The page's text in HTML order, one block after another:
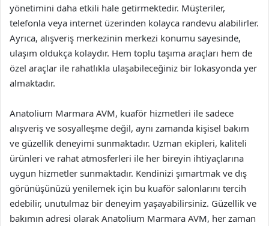
yönetimini daha etkili hale getirmektedir. Müşteriler,
telefonla veya internet üzerinden kolayca randevu alabilirler.
Ayrıca, alışveriş merkezinin merkezi konumu sayesinde,
ulaşım oldukça kolaydır. Hem toplu taşıma araçları hem de
özel araçlar ile rahatlıkla ulaşabileceğiniz bir lokasyonda yer
almaktadır.
Anatolium Marmara AVM, kuaför hizmetleri ile sadece
alışveriş ve sosyalleşme değil, aynı zamanda kişisel bakım
ve güzellik deneyimi sunmaktadır. Uzman ekipleri, kaliteli
ürünleri ve rahat atmosferleri ile her bireyin ihtiyaçlarına
uygun hizmetler sunmaktadır. Kendinizi şımartmak ve dış
görünüşünüzü yenilemek için bu kuaför salonlarını tercih
edebilir, unutulmaz bir deneyim yaşayabilirsiniz. Güzellik ve
bakımın adresi olarak Anatolium Marmara AVM, her zaman